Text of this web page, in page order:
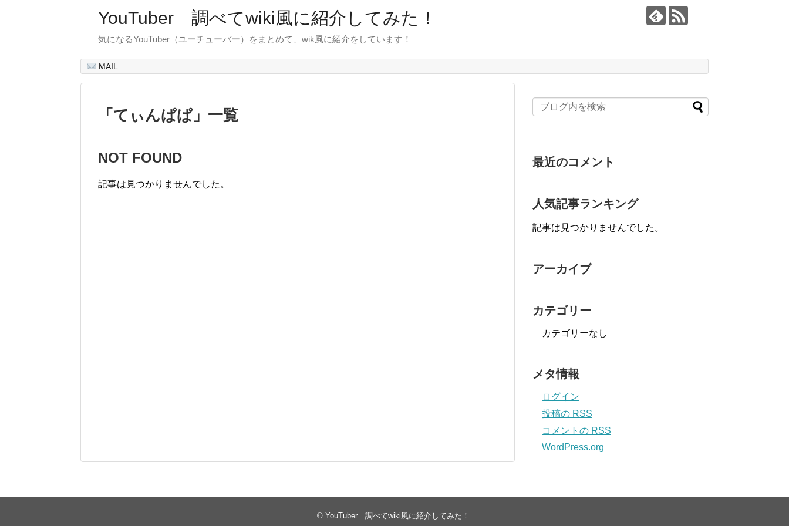
YouTuber 調べてwiki風に紹介してみた！
気になるYouTuber（ユーチューバー）をまとめて、wik風に紹介をしています！
MAIL
「 てぃんぱぱ 」 一覧
NOT FOUND
記事は見つかりませんでした。
最近のコメント
人気記事ランキング
記事は見つかりませんでした。
アーカイブ
カテゴリー
カテゴリーなし
メタ情報
ログイン
投稿の RSS
コメントの RSS
WordPress.org
© YouTuber 調べてwiki風に紹介してみた！ .